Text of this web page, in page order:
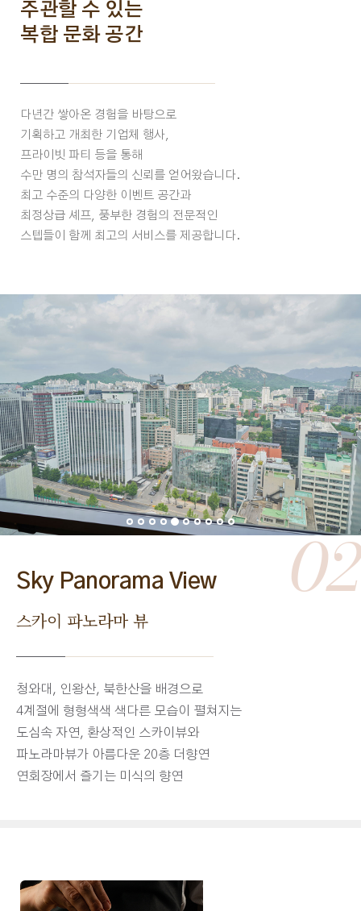
주관할 수 있는
복합 문화 공간
다년간 쌓아온 경험을 바탕으로
기획하고 개최한 기업체 행사,
프라이빗 파티 등을 통해
수만 명의 참석자들의 신뢰를 얻어왔습니다.
최고 수준의 다양한 이벤트 공간과
최정상급 셰프, 풍부한 경험의 전문적인
스텝들이 함께 최고의 서비스를 제공합니다.
02
Sky Panorama View
스카이 파노라마 뷰
청와대, 인왕산, 북한산을 배경으로
4계절에 형형색색 색다른 모습이 펼쳐지는
도심속 자연, 환상적인 스카이뷰와
파노라마뷰가 아름다운 20층 더향연
연회장에서 즐기는 미식의 향연